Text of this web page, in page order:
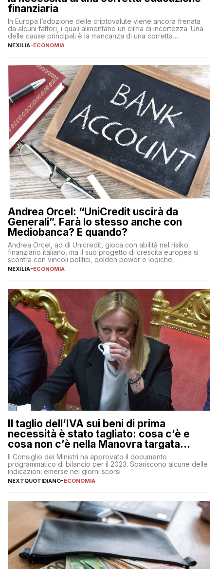
finanziaria
In Europa l’adozione delle criptovalute viene ancora frenata
da alcuni fattori, i quali alimentano un clima di incertezza. Una
delle cause principali è la mancanza di una corretta
educazione finanziaria, che impedisce ad una larga parte della
sulle criptovalute: […]
NEXILIA-ECONOMIA
Andrea Orcel: “UniCredit uscirà da
Generali”. Farà lo stesso anche con
Mediobanca? E quando?
Andrea Orcel, ad di Unicredit, gioca con abilità nel risiko
finanziario italiano, ma il suo progetto di crescita europea si
scontra con vincoli politici, golden power e logiche
protezionistiche. Orcel e la mossa su Generali Andrea Orcel,
NEXILIA-ECONOMIA
Il taglio dell’IVA sui beni di prima
necessità è stato tagliato: cosa c’è e
cosa non c’è nella Manovra targata
Meloni
Il Consiglio dei Ministri ha approvato il documento
programmatico di bilancio per il 2023. Spariscono alcune delle
indicazioni emerse nei giorni scorsi
NEXTQUOTIDIANO-ECONOMIA